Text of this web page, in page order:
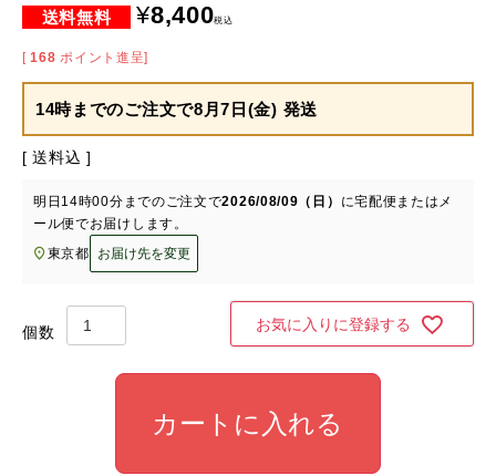
¥8,400税込
[ 168 ポイント進呈]
14時までのご注文で8月7日(金) 発送
送料込
明日 14時00分 までのご注文で2026/08/09（日） に宅配便またはメ
ール便でお届けします。
東京都
お届け先を変更
お気に入りに登録する
カートに入れる